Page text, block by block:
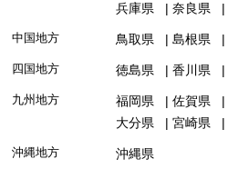
兵庫県
奈良県
中国地方 鳥取県 島根県
四国地方 徳島県 香川県
九州地方 福岡県 佐賀県
大分県
宮崎県
沖縄地方 沖縄県